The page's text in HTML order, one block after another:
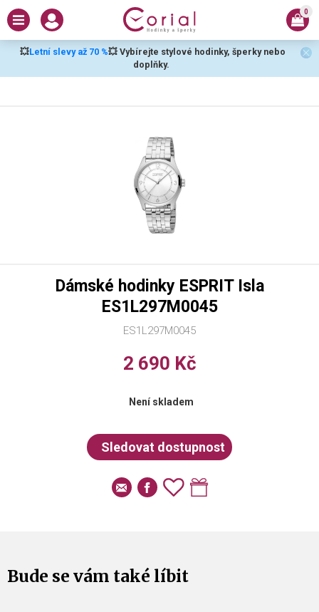
💥Letní slevy až 70 %💥 Vybírejte stylové hodinky, šperky nebo
doplňky.
0
ES1L297M0045
Dámské hodinky ESPRIT Isla
ES1L297M0045
2 690 Kč
Není skladem
Bude se vám také líbit